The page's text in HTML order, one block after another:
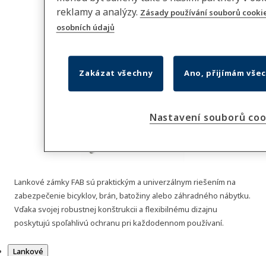
Lankové zámky FAB sú praktickým a univerzálnym riešením na
zabezpečenie bicyklov, brán, batožiny alebo záhradného nábytku.
Vďaka svojej robustnej konštrukcii a flexibilnému dizajnu
poskytujú spoľahlivú ochranu pri každodennom používaní.
Lankové
reklamy a analýzy. Zásady používání souborů
osobních údajů
Zakázat všechny Ano, přijímám
Nastavení souborů